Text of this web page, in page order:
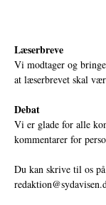
Læserbreve
Vi modtager og
at læserbrevet skal
Debat
Vi er glade for alle
kommentarer for
Du kan skrive til os på